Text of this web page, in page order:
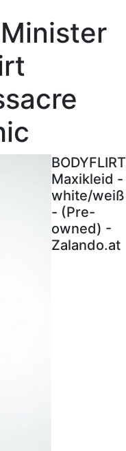
BODYFLIRT
Maxikleid -
white/weiß
- (Pre-
owned) -
Zalando.at